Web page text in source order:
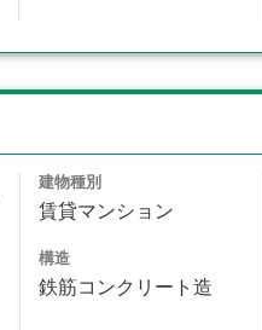
建物種別
賃貸マンション
構造
鉄筋コンクリート造